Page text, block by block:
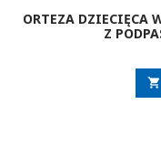
ORTEZA DZIECIĘCA
Z
